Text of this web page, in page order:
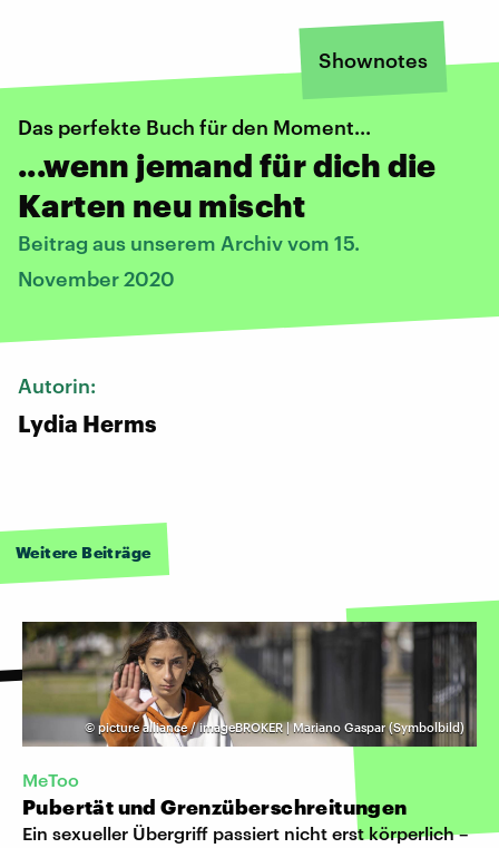
Shownotes
Das perfekte Buch für den Moment...
...wenn jemand für dich die
Karten neu mischt
Beitrag aus unserem Archiv vom 15.
November 2020
Autorin:
Lydia Herms
Weitere Beiträge
© picture alliance / imageBROKER | Mariano Gaspar (Symbolbild)
MeToo
Pubertät und Grenzüberschreitungen
Ein sexueller Übergriff passiert nicht erst körperlich –